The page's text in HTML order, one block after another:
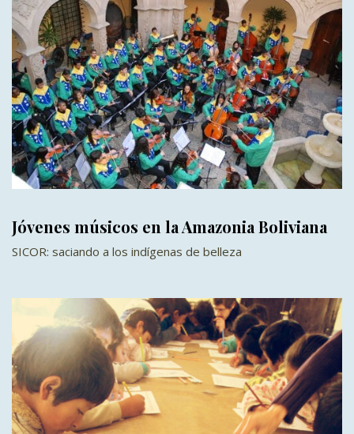
Jóvenes músicos en la Amazonia Boliviana
SICOR: saciando a los indígenas de belleza